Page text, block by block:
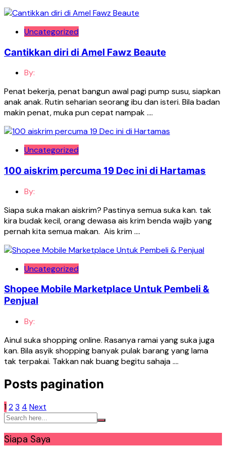
Uncategorized
Cantikkan diri di Amel Fawz Beaute
By:
Penat bekerja, penat bangun awal pagi pump susu, siapkan
anak anak. Rutin seharian seorang ibu dan isteri. Bila badan
makin penat, muka pun cepat nampak ….
Uncategorized
100 aiskrim percuma 19 Dec ini di Hartamas
By:
Siapa suka makan aiskrim? Pastinya semua suka kan. tak
kira budak kecil, orang dewasa ais krim benda wajib yang
pernah kita semua makan. Ais krim ….
Uncategorized
Shopee Mobile Marketplace Untuk Pembeli &
Penjual
By:
Ainul suka shopping online. Rasanya ramai yang suka juga
kan. Bila asyik shopping banyak pulak barang yang lama
tak terpakai. Takkan nak buang begitu sahaja ….
Posts pagination
123 4 Next
Siapa Saya